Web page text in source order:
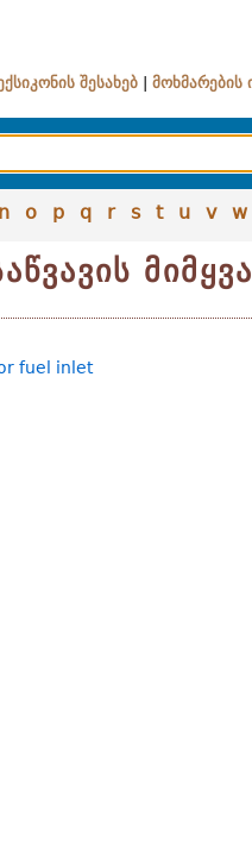
შესახებ მოხმარების
n o p q r s t u v w
fuel inlet